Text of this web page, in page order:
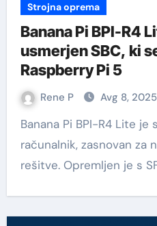
Strojna oprema
Banana Pi BPI-R4
usmerjen SBC, ki
Raspberry Pi 5
Rene P Avg 8, 2025
Banana Pi BPI-R4 Lite je specializiran enoploščni
računalnik, zasnovan za
rešitve. Opremljen je s